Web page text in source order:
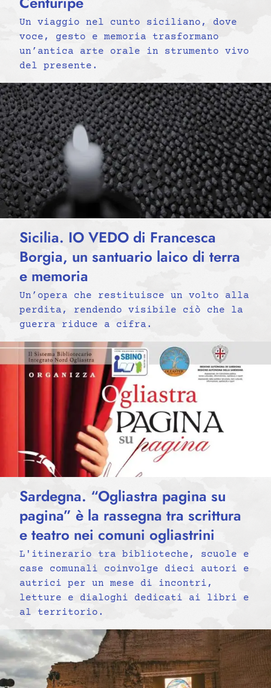
Un viaggio nel cunto siciliano, dove
voce, gesto e memoria trasformano
un’antica arte orale in strumento vivo
del presente.
Sicilia. IO VEDO di Francesca
Borgia, un santuario laico di terra
e memoria
Un’opera che restituisce un volto alla
perdita, rendendo visibile ciò che la
guerra riduce a cifra.
Sardegna. “Ogliastra pagina su
pagina” è la rassegna tra scrittura
e teatro nei comuni ogliastrini
L'itinerario tra biblioteche, scuole e
case comunali coinvolge dieci autori e
autrici per un mese di incontri,
letture e dialoghi dedicati ai libri e
al territorio.